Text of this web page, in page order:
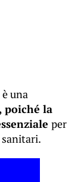
una
poiché la
per